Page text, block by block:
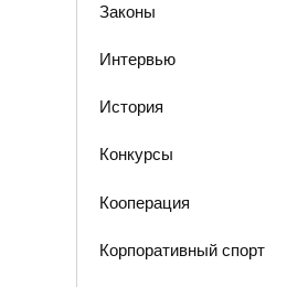
Законы
Интервью
История
Конкурсы
Кооперация
Корпоративный спорт